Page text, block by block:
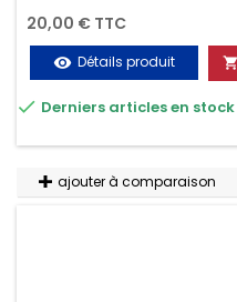
0.2M / 125daN), simple et
d'arrimer et de sécuriser
transport. Matière polyester
variations de températures,
20,00 € TTC
visibility Détails produit 
 Derniers articles en stock
ajouter à comparaison